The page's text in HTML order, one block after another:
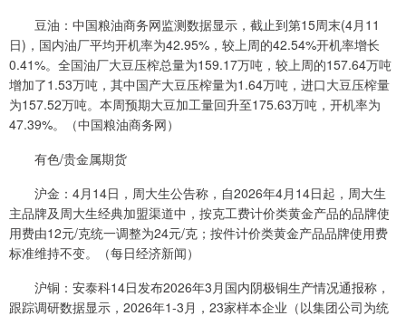
豆油：中国粮油商务网监测数据显示，截止到第15周末(4月11
日)，国内油厂平均开机率为42.95%，较上周的42.54%开机率增长
0.41%。全国油厂大豆压榨总量为159.17万吨，较上周的157.64万吨
增加了1.53万吨，其中国产大豆压榨量为1.64万吨，进口大豆压榨量
为157.52万吨。本周预期大豆加工量回升至175.63万吨，开机率为
47.39%。（中国粮油商务网）
有色/贵金属期货
沪金：4月14日，周大生公告称，自2026年4月14日起，周大生
主品牌及周大生经典加盟渠道中，按克工费计价类黄金产品的品牌使
用费由12元/克统一调整为24元/克；按件计价类黄金产品品牌使用费
标准维持不变。（每日经济新闻）
沪铜：安泰科14日发布2026年3月国内阴极铜生产情况通报称，
跟踪调研数据显示，2026年1-3月，23家样本企业（以集团公司为统